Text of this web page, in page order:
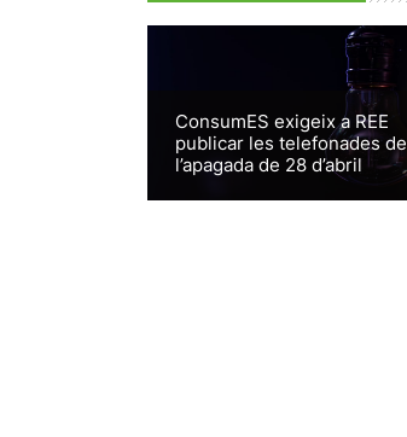
ConsumES exigeix a REE
publicar les telefonades de
l’apagada de 28 d’abril